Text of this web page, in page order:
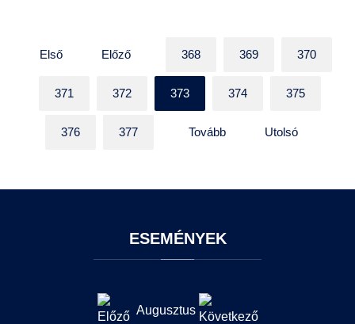
Első Előző 368 369 370
371 372 373 374 375
376 377 Tovább Utolsó
ESEMÉNYEK
Augusztus